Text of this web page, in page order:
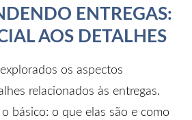
ENTREGAS:
AOS DETALHES
os aspectos
relacionados às entregas.
básico: o que elas são e como